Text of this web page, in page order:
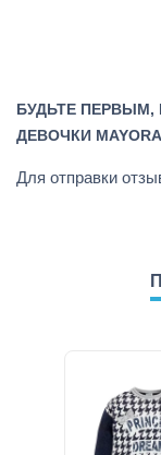
БУДЬТЕ
ДЕВОЧКИ
Для отправки